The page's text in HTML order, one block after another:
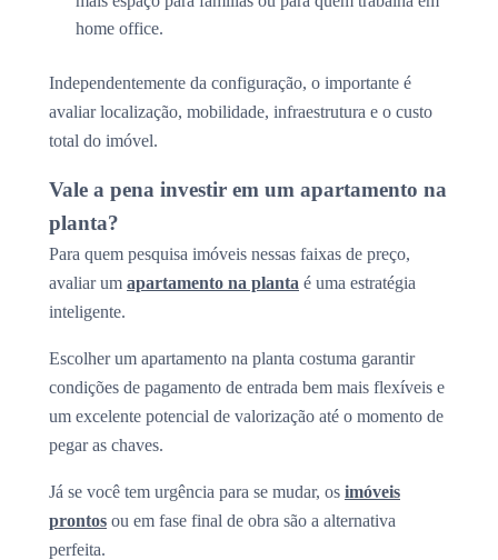
home office.
Independentemente da configuração, o importante é
avaliar localização, mobilidade, infraestrutura e o custo
total do imóvel.
Vale a pena investir em um apartamento na
planta?
Para quem pesquisa imóveis nessas faixas de preço,
avaliar um apartamento na planta é uma estratégia
inteligente.
Escolher um apartamento na planta costuma garantir
condições de pagamento de entrada bem mais flexíveis e
um excelente potencial de valorização até o momento de
pegar as chaves.
Já se você tem urgência para se mudar, os imóveis
prontos ou em fase final de obra são a alternativa
perfeita.